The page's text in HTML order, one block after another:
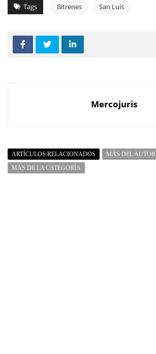
Tags Bitrenes San Luis
Mercojuris
ARTÍCULOS RELACIONADOS
MÁS DEL AUTOR
MÁS DE LA CATEGORÍA